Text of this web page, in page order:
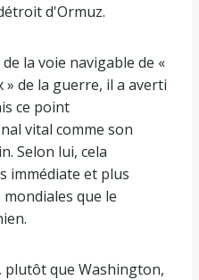
d'Ormuz.
la voie navigable de «
de la guerre, il a averti
ce point
vital comme son
Selon lui, cela
immédiate et plus
que le
plutôt que Washington,